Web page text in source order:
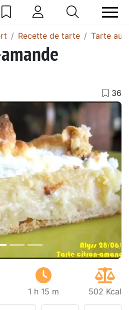
Recette de tarte Tarte aux
1 h 15 m 502 Kcal